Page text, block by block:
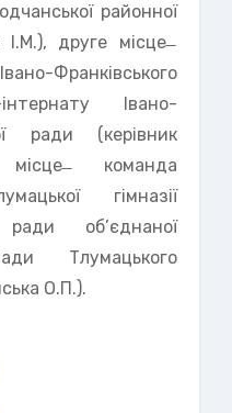
районної
І.М.), друге місце
Франківського
Івано-
ради (керівник
місце ̶ команда
гімназії
ради об’єднаної
Тлумацького
О.П.).